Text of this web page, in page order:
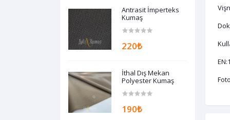
Antrasit İmperteks
Kumaş
220₺
İthal Dış Mekan
Polyester Kumaş
190₺